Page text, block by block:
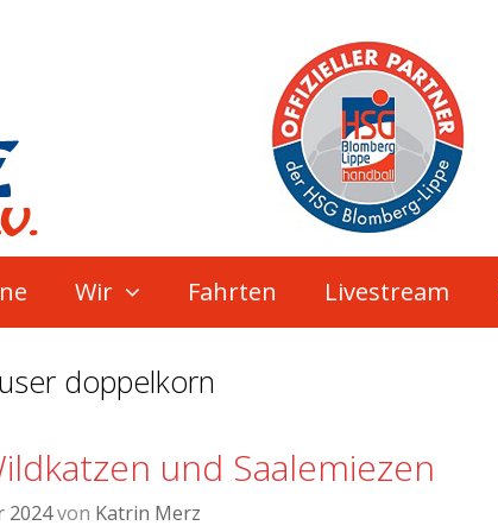
Wir Fahrten Livestream
doppelkorn
und Saalemiezen
2024von Katrin Merz